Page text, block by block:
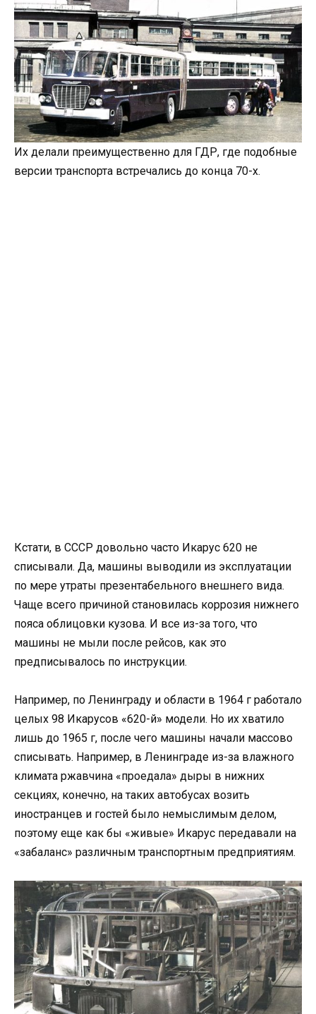
Их делали преимущественно для ГДР, где подобные
версии транспорта встречались до конца 70-х.
Кстати, в СССР довольно часто Икарус 620 не
списывали. Да, машины выводили из эксплуатации
по мере утраты презентабельного внешнего вида.
Чаще всего причиной становилась коррозия нижнего
пояса облицовки кузова. И все из-за того, что
машины не мыли после рейсов, как это
предписывалось по инструкции.
Например, по Ленинграду и области в 1964 г работало
целых 98 Икарусов «620-й» модели. Но их хватило
лишь до 1965 г, после чего машины начали массово
списывать. Например, в Ленинграде из-за влажного
климата ржавчина «проедала» дыры в нижних
секциях, конечно, на таких автобусах возить
иностранцев и гостей было немыслимым делом,
поэтому еще как бы «живые» Икарус передавали на
«забаланс» различным транспортным предприятиям.